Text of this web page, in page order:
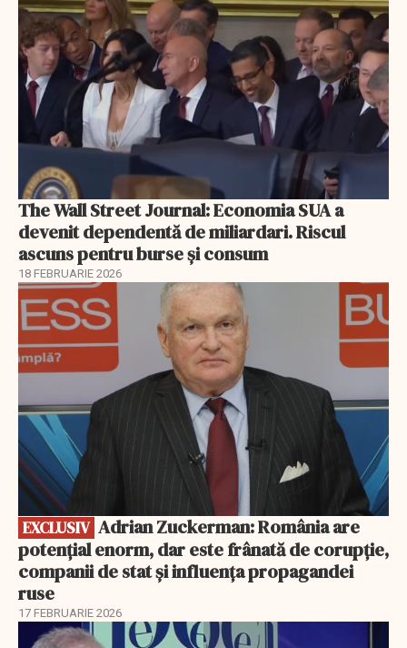
The Wall Street Journal: Economia SUA a
devenit dependentă de miliardari. Riscul
ascuns pentru burse și consum
18 FEBRUARIE 2026
EXCLUSIV
EXCLUSIV
potențial enorm, dar este frânată de corupție,
companii de stat și influența propagandei
ruse
17 FEBRUARIE 2026
EXCLUSIV